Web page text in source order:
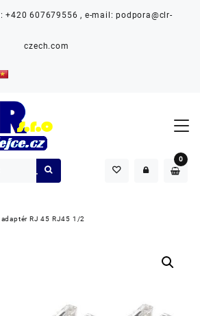
+420 607679556 , e-mail: podpora@clr-
czech.com
0
adaptér RJ 45 RJ45 1/2